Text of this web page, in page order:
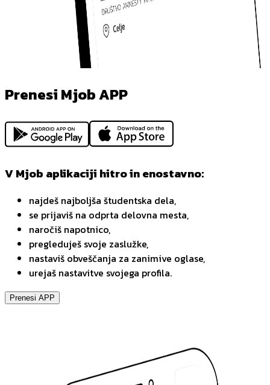
Prenesi Mjob APP
V Mjob aplikaciji hitro in enostavno:
najdeš najboljša študentska dela,
se prijaviš na odprta delovna mesta,
naročiš napotnico,
pregleduješ svoje zaslužke,
nastaviš obveščanja za zanimive oglase,
urejaš nastavitve svojega profila.
Prenesi APP